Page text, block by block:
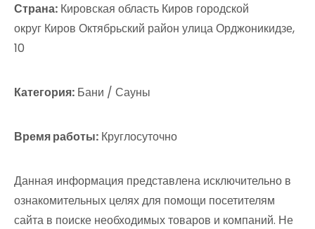
Страна: Кировская область Киров городской
округ Киров Октябрьский район улица Орджоникидзе,
10
Категория: Бани / Сауны
Время работы: Круглосуточно
Данная информация представлена исключительно в
ознакомительных целях для помощи посетителям
сайта в поиске необходимых товаров и компаний. Не